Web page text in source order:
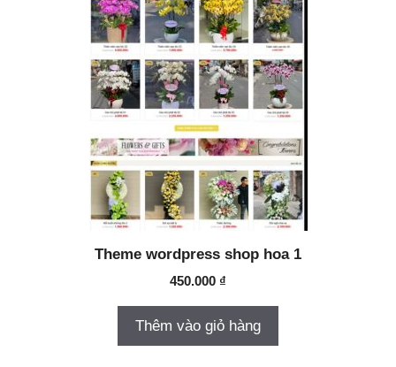
Theme wordpress shop hoa 1
450.000 ₫
Thêm vào giỏ hàng